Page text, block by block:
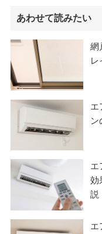
あわせて読みたい
網
レ
エ
ン
エ
効
説
エ